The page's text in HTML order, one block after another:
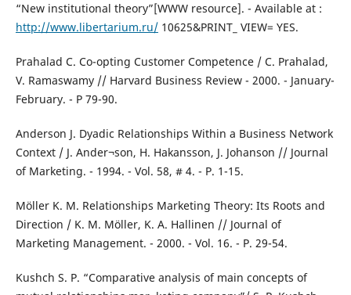
“New institutional theory”[WWW resource]. - Available at :
http://www.libertarium.ru/10625&PRINT_ VIEW= YES.
Prahalad C. Co-opting Customer Competence / C. Prahalad,
V. Ramaswamy // Harvard Business Review - 2000. - January-
February. - P 79-90.
Anderson J. Dyadic Relationships Within a Business Network
Context / J. Ander¬son, H. Hakansson, J. Johanson // Journal
of Marketing. - 1994. - Vol. 58, # 4. - P. 1-15.
Möller K. M. Relationships Marketing Theory: Its Roots and
Direction / K. M. Möller, K. A. Hallinen // Journal of
Marketing Management. - 2000. - Vol. 16. - P. 29-54.
Kushch S. P. “Comparative analysis of main concepts of